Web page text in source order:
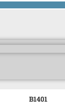
B1401